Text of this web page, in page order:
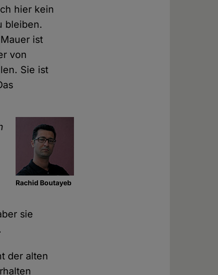
hier kein
bleiben.
ist
von
Sie ist
Rachid Boutayeb
sie
der alten